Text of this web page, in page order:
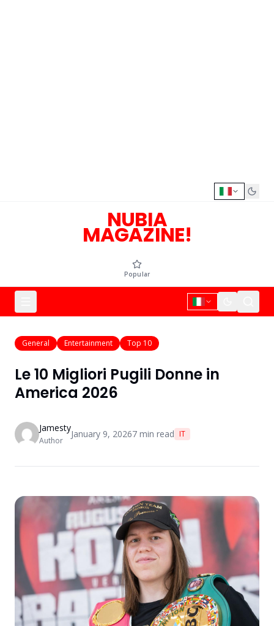
NUBIA
MAGAZINE!
Popular
General Entertainment Top 10
Le 10 Migliori Pugili Donne in
America 2026
Jamesty
Author
January 9, 20267 min read IT